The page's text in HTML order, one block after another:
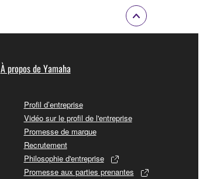
À propos de Yamaha
Profil d’entreprise
Vidéo sur le profil de l'entreprise
Promesse de marque
Recrutement
Philosophie d'entreprise
Promesse aux parties prenantes